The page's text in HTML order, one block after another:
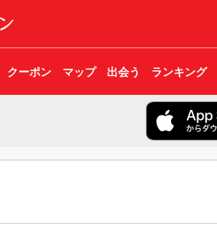
クーポン マップ 出会う ランキング